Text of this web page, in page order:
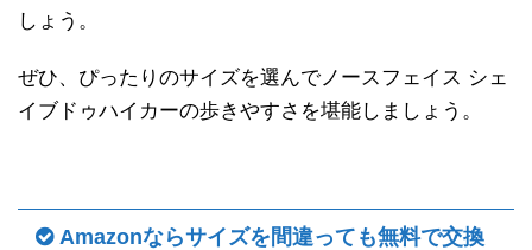
しょう。
ぜひ、ぴったりのサイズを選んでノースフェイス シェ
イブドゥハイカーの歩きやすさを堪能しましょう。
Amazonならサイズを間違っても無料で交換